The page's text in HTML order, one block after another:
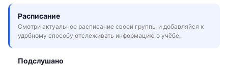
Расписание
Смотри актуальное расписание своей группы и добавляйся к
удобному способу отслеживать информацию о учёбе.
Подслушано